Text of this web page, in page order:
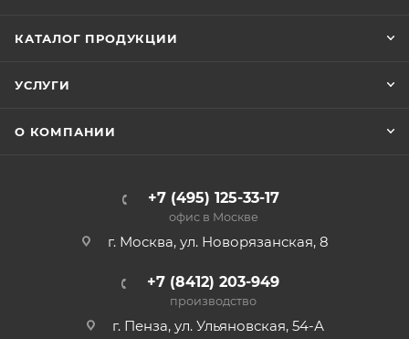
КАТАЛОГ ПРОДУКЦИИ
УСЛУГИ
О КОМПАНИИ
+7 (495) 125-33-17
офис в Москве
г. Москва, ул. Новорязанская, 8
+7 (8412) 203-949
производство
г. Пенза, ул. Ульяновская, 54-А